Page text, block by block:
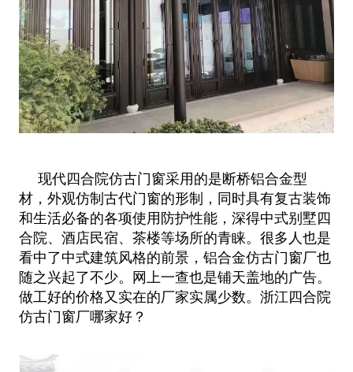
现代四合院仿古门窗采用的是断桥铝合金型
材，外观仿制古代门窗的形制，同时具有复古装饰
和生活必备的各项使用防护性能，深得中式别墅四
合院、酒店民宿、茶楼等场所的青睐。很多人也是
看中了中式建筑风格的前景，铝合金仿古门窗厂也
随之兴起了不少。网上一查也是铺天盖地的广告。
做工好的价格又实在的厂家实属少数。浙江四合院
仿古门窗厂哪家好？